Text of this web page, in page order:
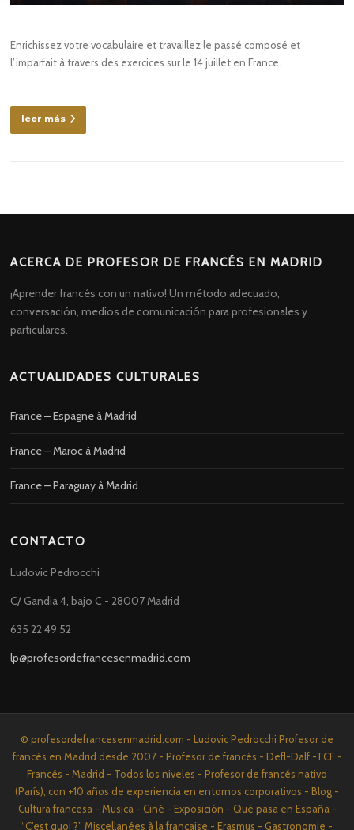
Enrichissez votre vocabulaire et travaillez le passé composé et
l’imparfait à travers des exercices sur le 14 juillet en France.
leer más
ACERCA DE PROFESOR DE FRANCÉS EN MADRID
¡Aprender francés con un nativo! Un método adecuado,
conversación, medios de comunicación para profesionales y
particulares.
ACTUALIDADES CULTURALES
France – Espagne à Madrid
France – Maroc à Madrid
France – Paraguay à Madrid
CONTACTO
Ludovic Pedrocchi
C/ Gandia 4, bajo C - 28007 Madrid
635 22 49 52
lp@profesordefrancesenmadrid.com
© profesordefrancesenmadrid.com - Ludovic Pedrocchi Profesor de
francés en Madrid desde 2007 - Profesor de francés - Defl-Dalf -TCF -
Francés - Madrid - Todos los niveles - Profesor de francés nativo
(París), con +10 años de experiencia en entornos corporativos - Blog -
Cultura francesa - Musica - Ciné - Exposición - Qué pasa en España -
“C’est quoi ?” Miscellanées à la française - Erasmus - Gastronomie -